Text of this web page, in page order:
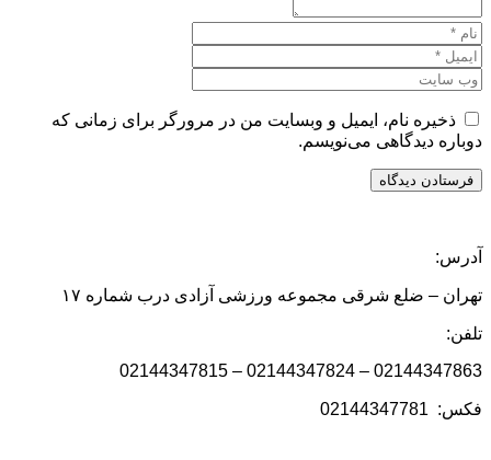
ذخیره نام، ایمیل و وبسایت من در مرورگر برای زمانی که
دوباره دیدگاهی می‌نویسم.
آدرس:
تهران – ضلع شرقی مجموعه ورزشی آزادی درب شماره ۱۷
تلفن:
02144347863 – 02144347824 – 02144347815
فکس: 02144347781